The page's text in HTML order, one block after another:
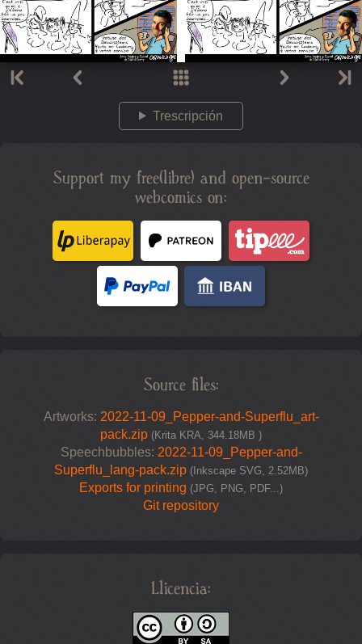
Trescripción
Support my free(libre) and open-source
webcomics on:
Source files:
Artworks: 2022-11-09_Pepper-and-Superflu_art-
pack.zip (Krita KRA, 344.18MB )
Speechbubbles: 2022-11-09_Pepper-and-
Superflu_lang-pack.zip (Inkscape SVG, 2.52MB)
Exports for printing (JPG, PNG, PDF...)
Git repository
Llicencia: